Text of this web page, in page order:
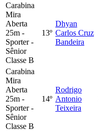
Carabina
Mira
Aberta
25m -
Sporter -
Sênior
Classe B
13º
Dhyan
Carlos Cruz
Bandeira
Carabina
Mira
Aberta
25m -
Sporter -
Sênior
Classe B
14º
Rodrigo
Antonio
Teixeira